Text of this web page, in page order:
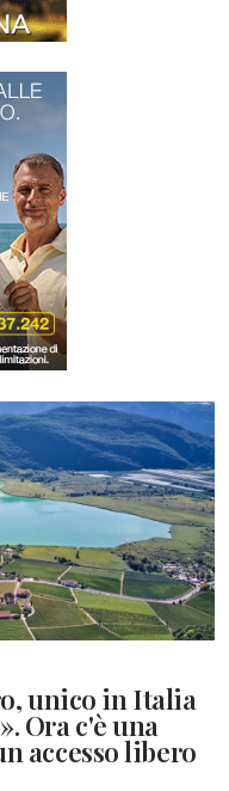
unico in Italia
Ora c'è una
accesso libero